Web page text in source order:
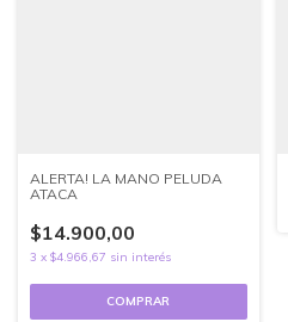
ALERTA! LA MANO PELUDA
ATACA
$14.900,00
3 x $4.966,67 sin interés